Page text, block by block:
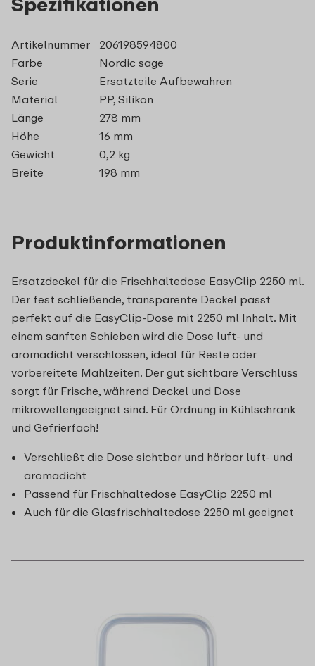
Produktinformationen
Ersatzdeckel für die Frischhaltedose EasyClip 2250 ml.
Der fest schließende, transparente Deckel passt
perfekt auf die EasyClip-Dose mit 2250 ml Inhalt. Mit
einem sanften Schieben wird die Dose luft- und
aromadicht verschlossen, ideal für Reste oder
vorbereitete Mahlzeiten. Der gut sichtbare Verschluss
sorgt für Frische, während Deckel und Dose
mikrowellengeeignet sind. Für Ordnung in Kühlschrank
und Gefrierfach!
Verschließt die Dose sichtbar und hörbar luft- und
aromadicht
Passend für Frischhaltedose EasyClip 2250 ml
Auch für die Glasfrischhaltedose 2250 ml geeignet
Artikelnummer
206198594800
Farbe
Nordic sage
Serie
Ersatzteile Aufbewahren
Material
PP, Silikon
Länge
278 mm
Höhe
16 mm
Gewicht
0,2 kg
Breite
198 mm